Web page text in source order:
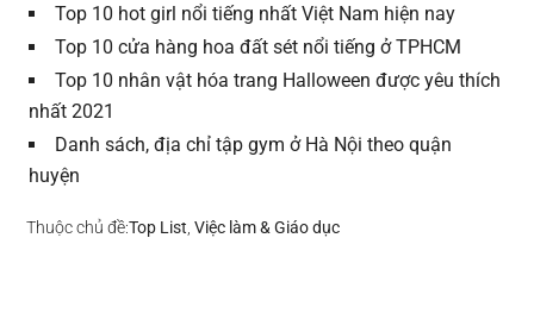
Top 10 hot girl nổi tiếng nhất Việt Nam hiện nay
Top 10 cửa hàng hoa đất sét nổi tiếng ở TPHCM
Top 10 nhân vật hóa trang Halloween được yêu thích
nhất 2021
Danh sách, địa chỉ tập gym ở Hà Nội theo quận
huyện
Thuộc chủ đề:Top List ,Việc làm & Giáo dục